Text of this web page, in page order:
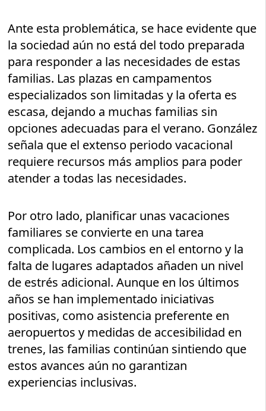
Ante esta problemática, se hace evidente que
la sociedad aún no está del todo preparada
para responder a las necesidades de estas
familias. Las plazas en campamentos
especializados son limitadas y la oferta es
escasa, dejando a muchas familias sin
opciones adecuadas para el verano. González
señala que el extenso periodo vacacional
requiere recursos más amplios para poder
atender a todas las necesidades.
Por otro lado, planificar unas vacaciones
familiares se convierte en una tarea
complicada. Los cambios en el entorno y la
falta de lugares adaptados añaden un nivel
de estrés adicional. Aunque en los últimos
años se han implementado iniciativas
positivas, como asistencia preferente en
aeropuertos y medidas de accesibilidad en
trenes, las familias continúan sintiendo que
estos avances aún no garantizan
experiencias inclusivas.